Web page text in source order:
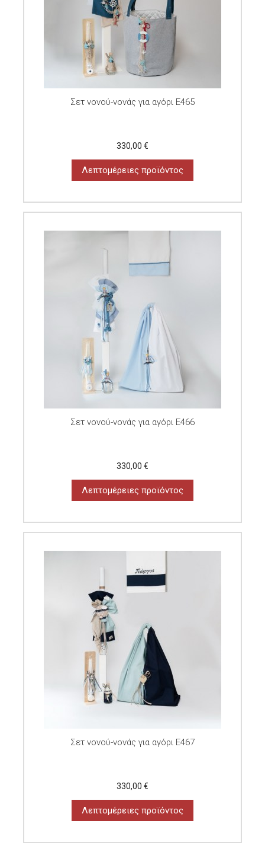
Σετ νονού-νονάς για αγόρι E465
330,00 €
Λεπτομέρειες προϊόντος
Σετ νονού-νονάς για αγόρι E466
330,00 €
Λεπτομέρειες προϊόντος
Σετ νονού-νονάς για αγόρι E467
330,00 €
Λεπτομέρειες προϊόντος